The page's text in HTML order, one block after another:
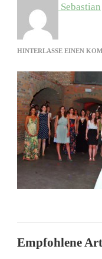
Sebastian
HINTERLASSE EINEN
Empfohlene